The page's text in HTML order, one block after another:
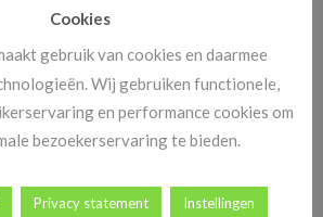
ontdek de verrassende charme van
bruisende hoofdstad
Cookies
gebruik van cookies en daarmee
Wij gebruiken functionele,
en performance cookies om
bezoekerservaring te bieden.
Privacy statement Instellingen